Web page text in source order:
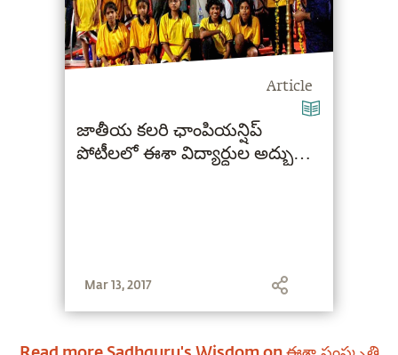
Article
జాతీయ కలరి ఛాంపియన్షిప్
పోటీలలో ఈశా విద్యార్ధుల అద్భుత
Mar 13, 2017